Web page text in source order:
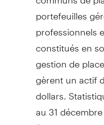
portefeuilles
professionnels
constitués en
gestion de
gèrent un actif
dollars.
au 31